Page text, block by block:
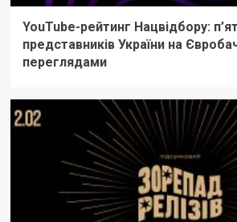
YouTube-рейтинг Нацвідбору:
представників України на
переглядами